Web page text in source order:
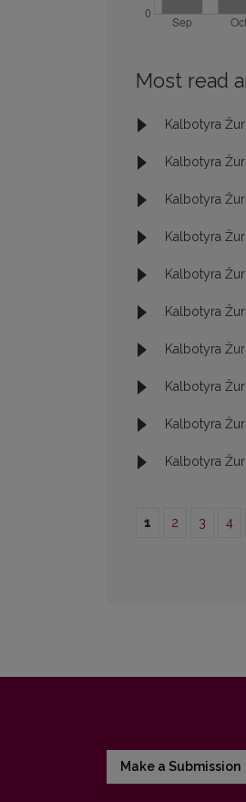
Most read
Kalbotyra
Kalbotyra
Kalbotyra
Kalbotyra
Kalbotyra
Kalbotyra
Kalbotyra
Kalbotyra
Kalbotyra
Kalbotyra
1 2 3 4
Make a Submission